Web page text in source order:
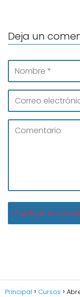
Deja un
Principal Cursos